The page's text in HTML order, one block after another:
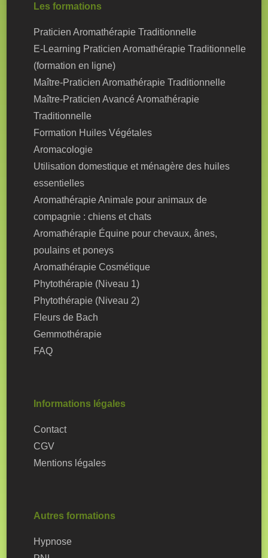
Les formations
Praticien Aromathérapie Traditionnelle
E-Learning Praticien Aromathérapie Traditionnelle
(formation en ligne)
Maître-Praticien Aromathérapie Traditionnelle
Maître-Praticien Avancé Aromathérapie
Traditionnelle
Formation Huiles Végétales
Aromacologie
Utilisation domestique et ménagère des huiles
essentielles
Aromathérapie Animale pour animaux de
compagnie : chiens et chats
Aromathérapie Équine pour chevaux, ânes,
poulains et poneys
Aromathérapie Cosmétique
Phytothérapie (Niveau 1)
Phytothérapie (Niveau 2)
Fleurs de Bach
Gemmothérapie
FAQ
Informations légales
Contact
CGV
Mentions légales
Autres formations
Hypnose